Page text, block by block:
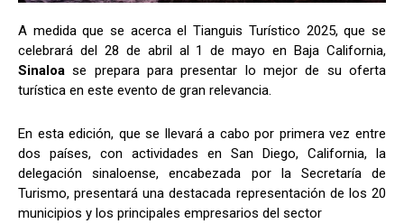
A medida que se acerca el Tianguis Turístico 2025, que se
celebrará del 28 de abril al 1 de mayo en Baja California,
Sinaloase prepara para presentar lo mejor de su oferta
turística en este evento de gran relevancia.
En esta edición, que se llevará a cabo por primera vez entre
dos países, con actividades en San Diego, California, la
delegación sinaloense, encabezada por la Secretaría de
Turismo, presentará una destacada representación de los 20
municipios y los principales empresarios del sector